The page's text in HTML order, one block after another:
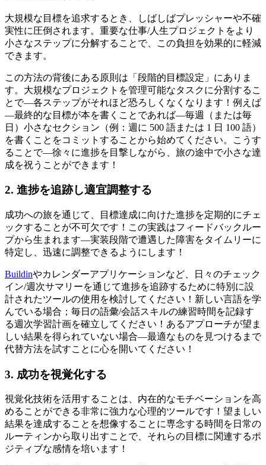
大規模な目標を追求するとき、しばしばプレッシャーや不確
実性に圧倒されます。重要な仕事/人生プロジェクトをより
小さなステップに分解することで、この負担を効果的に軽減
できます。
この方法の背後にある原則は「段階的目標設定」にありま
す。大規模なプロジェクトを管理可能なタスクに分割するこ
とで—各ステップがそれほど恐ろしくなくなります！例えば
—最終的な目標が本を書くことであれば—毎週（または毎
日）小さなセクション（例：週に 500 語または 1 日 100 語）
を書くことをコミットすることから始めてください。こうす
ることで—徐々に進捗を目撃しながら、旅の途中で小さな達
成を祝うことができます！
2. 進捗を追跡し適宜調整する
成功への旅を通じて、目標達成に向けた進捗を定期的にチェ
ックすることが不可欠です！この実践はフィードバックルー
プから生まれます—実装段階で遭遇した障害をタイムリーに
特定し、迅速に調整できるようにします！
Buildinやカレンダーアプリケーションなど、日々のチェック
イン/週次サマリーを通じて進捗を追跡するために特別に設
計されたツールの使用を検討してください！新しい言語を学
んでいる場合；毎日の語彙/会話スキルの練習時間を記録す
る週次学習計画を確立してください！あるアプローチが望ま
しい結果を得られていない場合—最適なものを見つけるまで
代替方法を試すことに心を開いてください！
3. 成功を視覚化する
視覚化技術を活用することは、内在的なモチベーションを高
めることができる非常に強力な心理的ツールです！望ましい
結果を達成することを想像することに専念する時間を日常の
ルーティンから取り出すことで、それらの目標に関連するポ
ジティブな感情を培います！